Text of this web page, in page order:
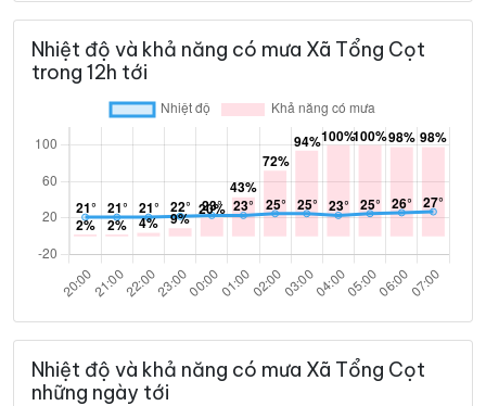
Nhiệt độ và khả năng có mưa Xã Tổng Cọt
trong 12h tới
Nhiệt độ và khả năng có mưa Xã Tổng Cọt
những ngày tới